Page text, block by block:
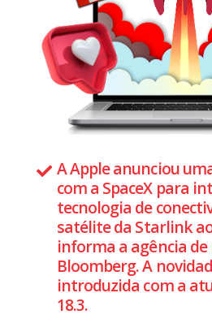
A Apple anunciou
com a SpaceX para
tecnologia de
satélite da Starlink
informa a agência
Bloomberg. A
introduzida com a
18.3.